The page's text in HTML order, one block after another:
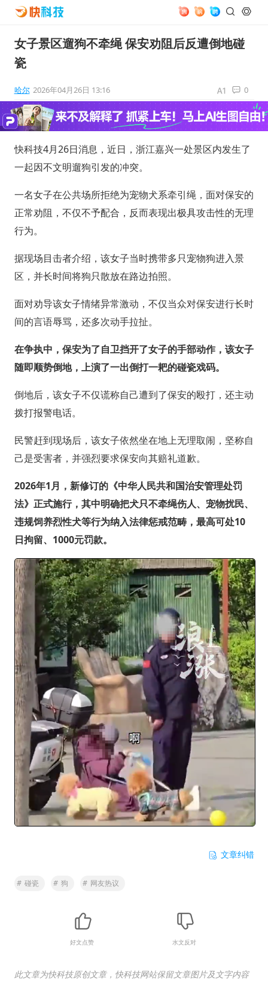
女子景区遛狗不牵绳 保安劝阻后反遭倒地碰
瓷
哈尔 2026年04月26日 13:16 0
快科技4月26日消息，近日，浙江嘉兴一处景区内发生了
一起因不文明遛狗引发的冲突。
一名女子在公共场所拒绝为宠物犬系牵引绳，面对保安的
正常劝阻，不仅不予配合，反而表现出极具攻击性的无理
行为。
据现场目击者介绍，该女子当时携带多只宠物狗进入景
区，并长时间将狗只散放在路边拍照。
面对劝导该女子情绪异常激动，不仅当众对保安进行长时
间的言语辱骂，还多次动手拉扯。
在争执中，保安为了自卫挡开了女子的手部动作，该女子
随即顺势倒地，上演了一出倒打一耙的碰瓷戏码。
倒地后，该女子不仅谎称自己遭到了保安的殴打，还主动
拨打报警电话。
民警赶到现场后，该女子依然坐在地上无理取闹，坚称自
己是受害者，并强烈要求保安向其赔礼道歉。
2026年1月，新修订的《中华人民共和国治安管理处罚
法》正式施行，其中明确把犬只不牵绳伤人、宠物扰民、
违规饲养烈性犬等行为纳入法律惩戒范畴，最高可处10
日拘留、1000元罚款。
文章纠错
# 碰瓷 # 狗 # 网友热议
好文点赞 水文反对
此文章为快科技原创文章，快科技网站保留文章图片及文字内容